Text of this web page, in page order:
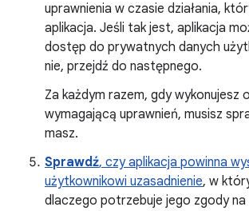
uprawnienia w czasie działania,
aplikacja. Jeśli tak jest, aplikacja
dostęp do prywatnych danych
nie, przejdź do następnego.
Za każdym razem, gdy wykonujesz
wymagającą uprawnień, musisz
masz.
Sprawdź, czy aplikacja powinna
użytkownikowi uzasadnienie, w
dlaczego potrzebuje jego zgody na